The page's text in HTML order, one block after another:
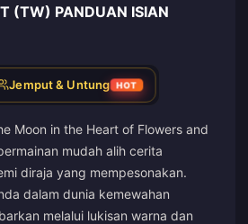
(TW) PANDUAN ISIAN
Jemput & Untung HOT
Moon in the Heart of Flowers and
mudah alih cerita
diraja yang mempesonakan.
dalam dunia kemewahan
melalui lukisan warna dan